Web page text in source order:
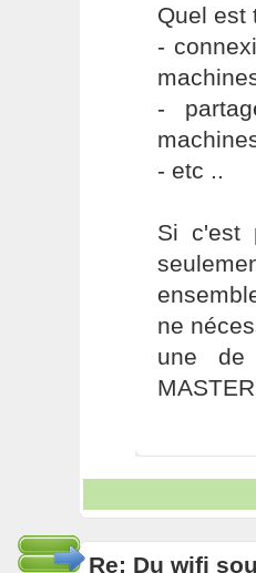
Quel est
-
-
- etc ..
Si c'est
ne
une de
Re: Du wifi